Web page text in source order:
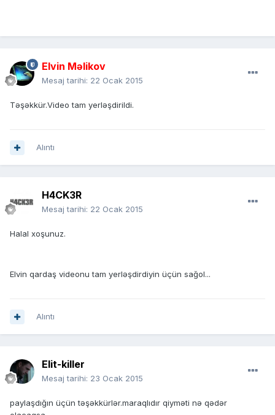
Elvin Məlikov
Mesaj tarihi: 22 Ocak 2015
Təşəkkür.Video tam yerləşdirildi.
Alıntı
H4CK3R
Mesaj tarihi: 22 Ocak 2015
Halal xoşunuz.
Elvin qardaş videonu tam yerləşdirdiyin üçün sağol...
Alıntı
Elit-killer
Mesaj tarihi: 23 Ocak 2015
paylaşdığın üçün təşəkkürlər.maraqlıdır qiyməti nə qədər